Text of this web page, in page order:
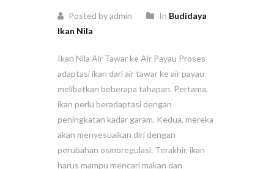
Posted by admin In Budidaya
Ikan Nila
Ikan Nila Air Tawar ke Air Payau Proses
adaptasi ikan dari air tawar ke air payau
melibatkan beberapa tahapan. Pertama,
ikan perlu beradaptasi dengan
peningkatan kadar garam. Kedua, mereka
akan menyesuaikan diri dengan
perubahan osmoregulasi. Terakhir, ikan
harus mampu mencari makan dan